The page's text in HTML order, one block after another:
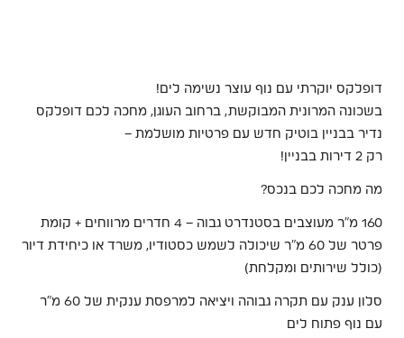
דופלקס יוקרתי עם נוף עוצר נשימה לים!
בשכונה המרונית המבוקשת, ברחוב העוגן, מחכה לכם דופלקס
נדיר בבניין בוטיק חדש עם פרטיות מושלמת –
רק 2 דירות בבניין!
מה מחכה לכם בנכס?
160 מ”ר מעוצבים בסטנדרט גבוה – 4 חדרים מרווחים + קומת
פרטר של 60 מ”ר שיכולה לשמש כסטודיו, משרד או כיחידת דיור
(כולל שירותים ומקלחת)
סלון ענק עם תקרה גבוהה ויציאה למרפסת ענקית של 60 מ”ר
עם נוף פתוח לים